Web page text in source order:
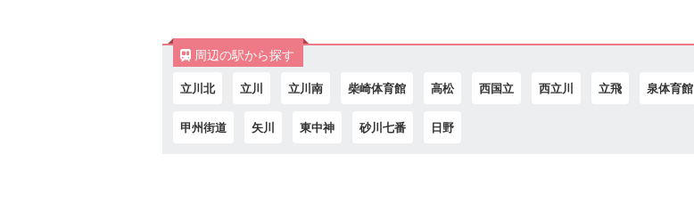
周辺の駅から探す
立川北 立川 立川南 柴崎体育館 高松 西国立 西立川 立飛 泉体育館
甲州街道 矢川 東中神 砂川七番 日野